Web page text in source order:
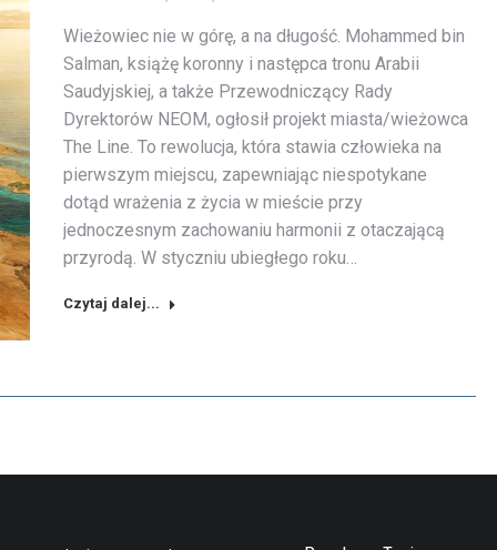
Wieżowiec nie w górę, a na długość. Mohammed bin
Salman, książę koronny i następca tronu Arabii
Saudyjskiej, a także Przewodniczący Rady
Dyrektorów NEOM, ogłosił projekt miasta/wieżowca
The Line. To rewolucja, która stawia człowieka na
pierwszym miejscu, zapewniając niespotykane
dotąd wrażenia z życia w mieście przy
jednoczesnym zachowaniu harmonii z otaczającą
przyrodą. W styczniu ubiegłego roku…
Czytaj dalej...